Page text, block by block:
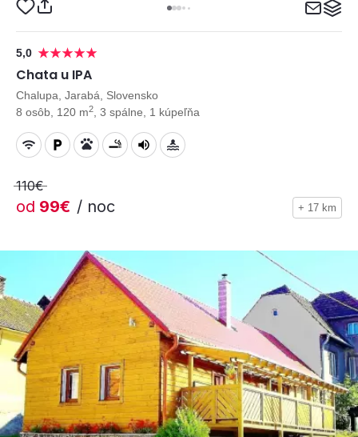
5,0
Chata u IPA
Chalupa, Jarabá, Slovensko
8 osôb, 120 m2 , 3 spálne, 1 kúpeľňa
110€
od 99€ / noc + 17 km